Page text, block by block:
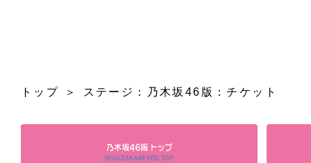
トップ ステージ：乃木坂46版：チケット